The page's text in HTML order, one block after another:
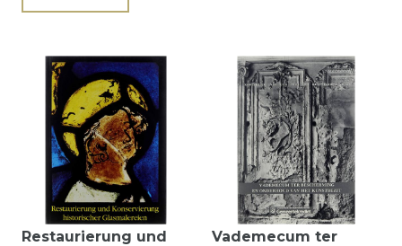
Restaurierung und
Vademecum ter